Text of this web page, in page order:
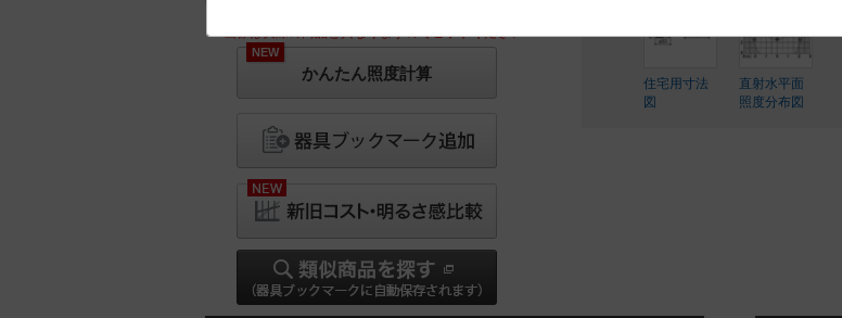
※画像は実際の商品と異なりますのでご了承ください
NEW
かんたん照度計算
住宅用寸法
図
直射水平面
照度分布図